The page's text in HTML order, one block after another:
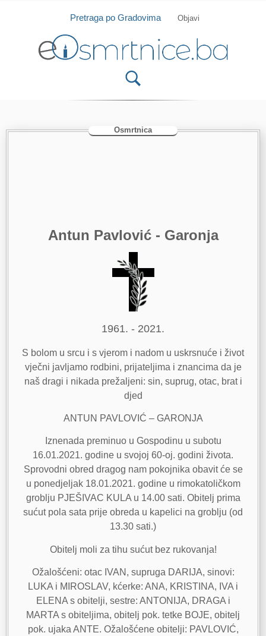
Isprobajte našu Android i IOS aplikaciju
Pretraga po Gradovima Objavi
Osmrtnica
Antun Pavlović - Garonja
1961. - 2021.
S bolom u srcu i s vjerom i nadom u uskrsnuće i život
vječni javljamo rodbini, prijateljima i znancima da je
naš dragi i nikada prežaljeni: sin, suprug, otac, brat i
djed
ANTUN PAVLOVIĆ – GARONJA
Iznenada preminuo u Gospodinu u subotu
16.01.2021. godine u svojoj 60-oj. godini života.
Sprovodni obred dragog nam pokojnika obavit će se
u ponedjeljak 18.01.2021. godine u rimokatoličkom
groblju PJEŠIVAC KULA u 14.00 sati. Obitelj prima
sućut pola sata prije obreda u kapelici na groblju (od
13.30 sati.)
Obitelj moli za tihu sućut bez rukovanja!
Ožalošćeni: otac IVAN, supruga DARIJA, sinovi:
LUKA i MIROSLAV, kćerke: ANA, KRISTINA, IVA i
ELENA s obitelji, sestre: ANTONIJA, DRAGA i
MARTA s obiteljima, obitelj pok. tetke BOJE, obitelj
pok. ujaka ANTE. Ožalošćene obitelji: PAVLOVIĆ,